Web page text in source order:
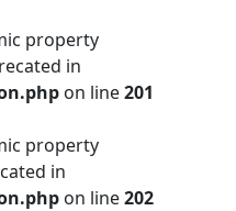
property
in
on line201
property
in
on line202